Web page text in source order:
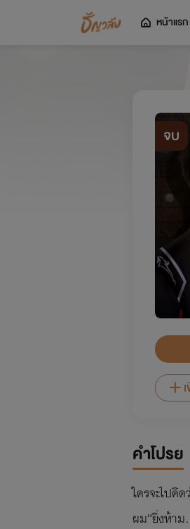
หน้าแรก
จบ
คำโปรย
ใครจะไปคิ
ผม”ยิ่งห้าม